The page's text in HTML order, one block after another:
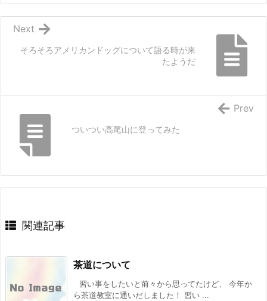
そろそろアメリカンドッグについて語る時が来
たようだ
Next
ついつい高尾山に登ってみた
Prev
関連記事
茶道について
習い事をしたいと前々から思ってたけど、 今年か
ら茶道教室に通いだしました！ 習い ...